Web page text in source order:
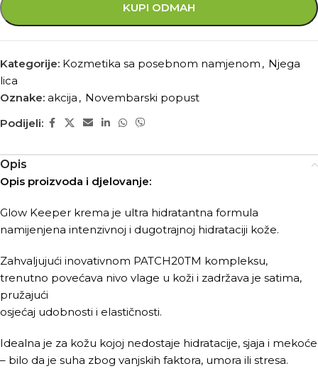
KUPI ODMAH
Kategorije: Kozmetika sa posebnom namjenom , Njega
lica
Oznake: akcija , Novembarski popust
Podijeli:
Opis
Opis proizvoda i djelovanje:
Glow Keeper krema je ultra hidratantna formula
namijenjena intenzivnoj i dugotrajnoj hidrataciji kože.
Zahvaljujući inovativnom PATCH20TM kompleksu,
trenutno povećava nivo vlage u koži i zadržava je satima,
pružajući
osjećaj udobnosti i elastičnosti.
Idealna je za kožu kojoj nedostaje hidratacije, sjaja i mekoće
– bilo da je suha zbog vanjskih faktora, umora ili stresa.